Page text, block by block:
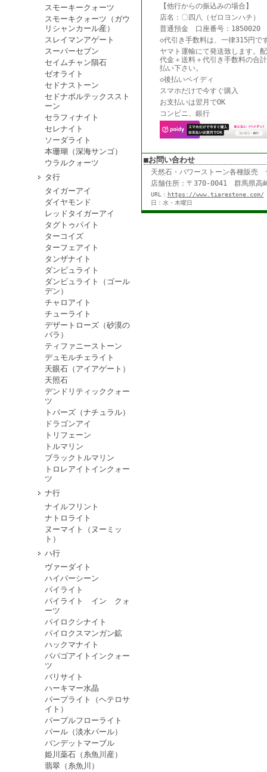
スモーキークォーツ
スモーキクォーツ（ガウ
リシャンカール産）
スレイマンアゲート
スーパーセブン
セイムチャン隕石
ゼオライト
セドナストーン
セドナボルテックススト
ーン
セラフィナイト
セレナイト
ソーダライト
本珊瑚（深海サンゴ）
ウラルクォーツ
タ行
タイガーアイ
ダイヤモンド
レッドタイガーアイ
タグトゥパイト
ターコイズ
ターフェアイト
タンザナイト
ダンビュライト
ダンビュライト（ゴール
デン）
チャロアイト
チューライト
デザートローズ（砂漠の
バラ）
ティファニーストーン
デュモルチェライト
天眼石（アイアゲート）
天照石
デンドリティッククォー
ツ
トパーズ（ナチュラル）
ドラゴンアイ
トリフェーン
トルマリン
ブラックトルマリン
トロレアイトインクォー
ツ
ナ行
ナイルフリント
ナトロライト
ヌーマイト（ヌーミッ
ト）
ハ行
ヴァーダイト
ハイパーシーン
パイライト
パイライト イン クォ
ーツ
パイロクシナイト
パイロクスマンガン鉱
ハックマナイト
パパゴアイトインクォー
ツ
バリサイト
ハーキマー水晶
パープライト（ヘテロサ
イト）
パープルフローライト
パール（淡水パール）
バンデットマーブル
姫川薬石（糸魚川産）
翡翠（糸魚川）
【他行からの振込みの場合】
店名：〇四八（ゼロヨンハチ）
普通預金 口座番号：1850020
◇代引き手数料は、一律315円で
ヤマト運輸にて発送致します。
代金＋送料＋代引き手数料の合
払い下さい。
◇後払いペイディ
スマホだけで今すぐ購入
お支払いは翌月でOK
コンビニ、銀行
■お問い合わせ
天然石・パワーストーン各種販
店舗住所：〒370-0041 群馬
URL： https://www.tiarestone.com/
日：水・木曜日